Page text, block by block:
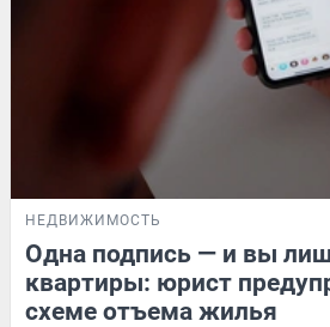
НЕДВИЖИМОСТЬ
Одна подпись — и вы
квартиры: юрист
схеме отъема жилья